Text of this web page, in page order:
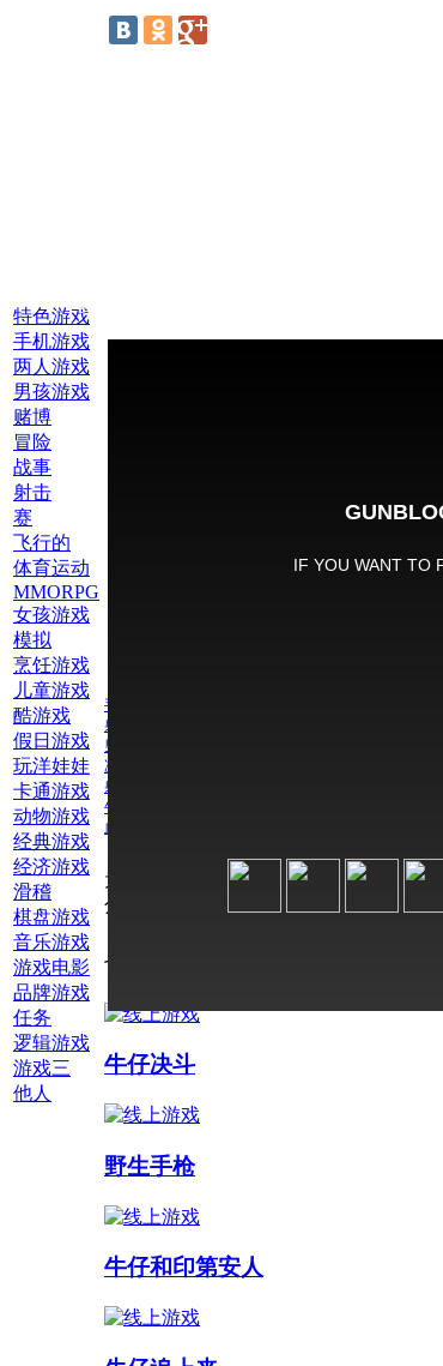
线上游戏:
特色游戏
手机游戏
两人游戏
男孩游戏
赌博
冒险
战事
射击
赛
飞行的
体育运动
MMORPG
女孩游戏
模拟
烹饪游戏
儿童游戏
酷游戏
假日游戏
玩洋娃娃
卡通游戏
动物游戏
经典游戏
经济游戏
滑稽
棋盘游戏
音乐游戏
游戏电影
品牌游戏
任务
逻辑游戏
游戏三
他人
手机游戏
射击
男孩游戏
决斗
射击男孩
牛仔
血游戏
为此游戏评
分：
也玩网络游戏牛仔
牛仔决斗
野生手枪
牛仔和印第安人